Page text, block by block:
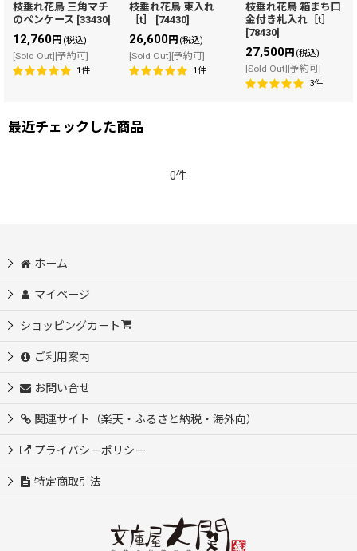
枝垂れ花鳥 三角マチ
のペンケース [33430]
12,760円 (税込)
[Sold Out][予約可]
1件
枝垂れ花鳥 束入れ
［t］
[74430]
26,600円 (税込)
[Sold Out][予約可]
1件
枝垂れ花鳥 箱まち口
金付き札入れ［t］
[78430]
27,500円 (税込)
[Sold Out][予約可]
3件
最近チェックした商品
0件
ホーム
マイページ
ショッピングカート
ご利用案内
お問い合せ
関連サイト（楽天・ふるさと納税・海外向）
プライバシーポリシー
特定商取引法